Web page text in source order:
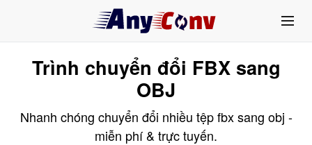
Trình chuyển đổi FBX sang
OBJ
Nhanh chóng chuyển đổi nhiều tệp fbx sang obj -
miễn phí & trực tuyến.